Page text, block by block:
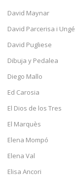
David Maynar
David Parcerisa i Ungé
David Pugliese
Dibuja y Pedalea
Diego Mallo
Ed Carosia
El Dios de los Tres
El Marquès
Elena Mompó
Elena Val
Elisa Ancori